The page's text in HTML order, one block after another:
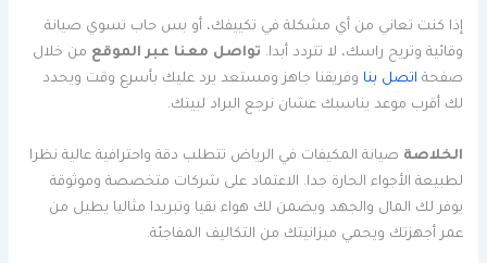
إذا كنت تعاني من أي مشكلة في تكييفك، أو بس حاب تسوي صيانة
وقائية وتريح راسك، لا تتردد أبدا. تواصل معنا عبر الموقع من خلال
صفحة اتصل بنا وفريقنا جاهز ومستعد يرد عليك بأسرع وقت ويحدد
لك أقرب موعد يناسبك عشان نرجع البراد لبيتك.
الخلاصة صيانة المكيفات في الرياض تتطلب دقة واحترافية عالية نظرا
لطبيعة الأجواء الحارة جدا. الاعتماد على شركات متخصصة وموثوقة
يوفر لك المال والجهد ويضمن لك هواء نقيا وتبريدا مثاليا يطيل من
عمر أجهزتك ويحمي ميزانيتك من التكاليف المفاجئة.